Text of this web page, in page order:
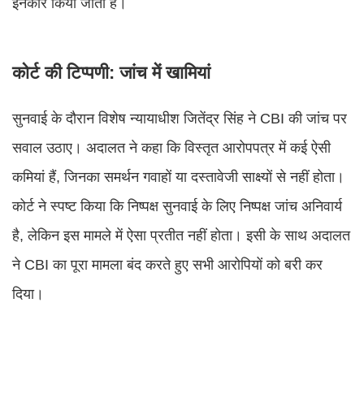
इनकार किया जाता है।
कोर्ट की टिप्पणी: जांच में खामियां
सुनवाई के दौरान विशेष न्यायाधीश जितेंद्र सिंह ने CBI की जांच पर
सवाल उठाए। अदालत ने कहा कि विस्तृत आरोपपत्र में कई ऐसी
कमियां हैं, जिनका समर्थन गवाहों या दस्तावेजी साक्ष्यों से नहीं होता।
कोर्ट ने स्पष्ट किया कि निष्पक्ष सुनवाई के लिए निष्पक्ष जांच अनिवार्य
है, लेकिन इस मामले में ऐसा प्रतीत नहीं होता। इसी के साथ अदालत
ने CBI का पूरा मामला बंद करते हुए सभी आरोपियों को बरी कर
दिया।